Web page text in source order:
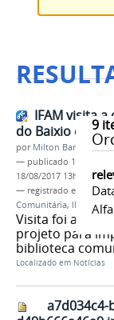
9
IFAM visita
do Baixio em
por Milton Barros
— publicado 17/08/2017
18/08/2017 13h38
— registrado em:
Comunitária, Ilha do
Visita foi a
projeto para
biblioteca
Localizado em Notícias
a7d034c4-